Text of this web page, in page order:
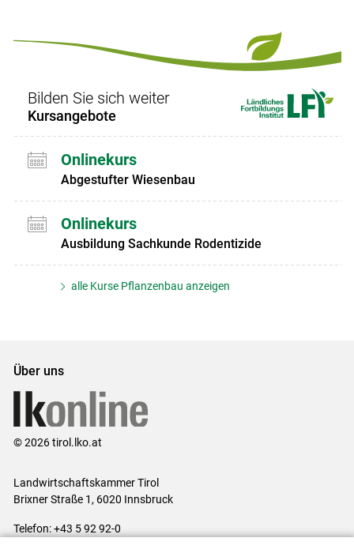
Bilden Sie sich weiter
Kursangebote
Onlinekurs
Abgestufter Wiesenbau
Onlinekurs
Ausbildung Sachkunde Rodentizide
alle Kurse Pflanzenbau anzeigen
Über uns
© 2026 tirol.lko.at
Landwirtschaftskammer Tirol
Brixner Straße 1, 6020 Innsbruck
Telefon: +43 5 92 92-0